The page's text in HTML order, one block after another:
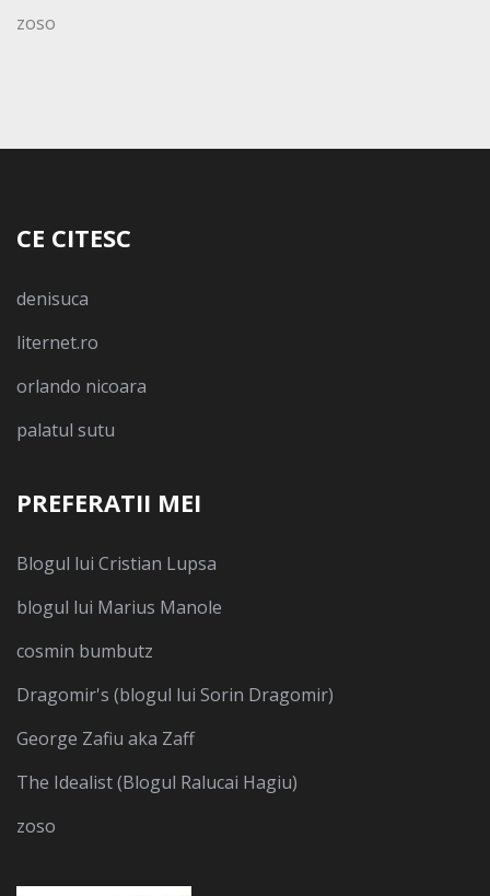
zoso
CE CITESC
denisuca
liternet.ro
orlando nicoara
palatul sutu
PREFERATII MEI
Blogul lui Cristian Lupsa
blogul lui Marius Manole
cosmin bumbutz
Dragomir's (blogul lui Sorin Dragomir)
George Zafiu aka Zaff
The Idealist (Blogul Ralucai Hagiu)
zoso